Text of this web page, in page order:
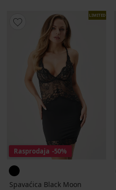
LIMITED
Rasprodaja -50%
Spavaćica Black Moon